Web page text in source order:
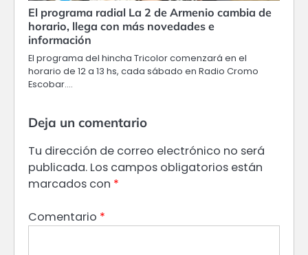
El programa radial La 2 de Armenio cambia de
horario, llega con más novedades e
información
El programa del hincha Tricolor comenzará en el
horario de 12 a 13 hs, cada sábado en Radio Cromo
Escobar.…
Deja un comentario
Tu dirección de correo electrónico no será
publicada. Los campos obligatorios están
marcados con *
Comentario *